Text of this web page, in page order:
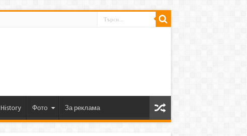
History Фото За реклама